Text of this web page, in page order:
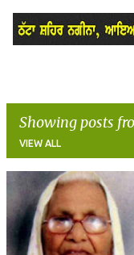
Showing posts
VIEW ALL
o
s